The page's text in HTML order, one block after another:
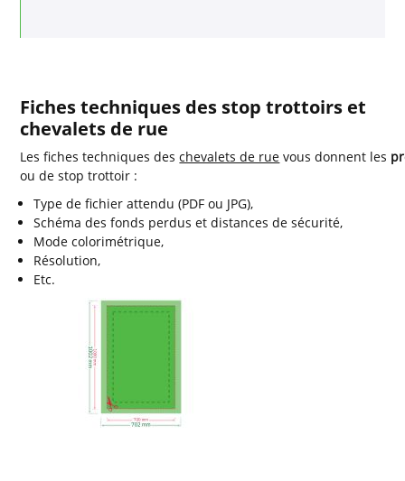
Fiches techniques des stop trottoirs et
chevalets de rue
Les fiches techniques deschevalets de rue vous donnent les
ou de stop trottoir :
Type de fichier attendu (PDF ou JPG),
Schéma des fonds perdus et distances de sécurité,
Mode colorimétrique,
Résolution,
Etc.